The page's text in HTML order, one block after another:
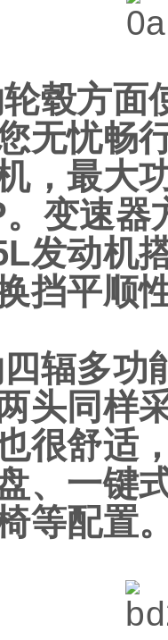
方面使
无忧畅
，最大
变速器
发动机
挡平顺
多功能
头同样
很舒适
、一键
等配置